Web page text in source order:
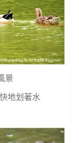
景
地划著水